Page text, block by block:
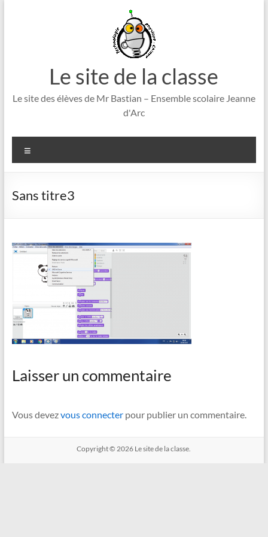
Le site de la classe
Le site des élèves de Mr Bastian – Ensemble scolaire Jeanne
d'Arc
Sans titre3
Laisser un commentaire
Vous devezvous connecterpour publier un commentaire.
Copyright © 2026 Le site de la classe.